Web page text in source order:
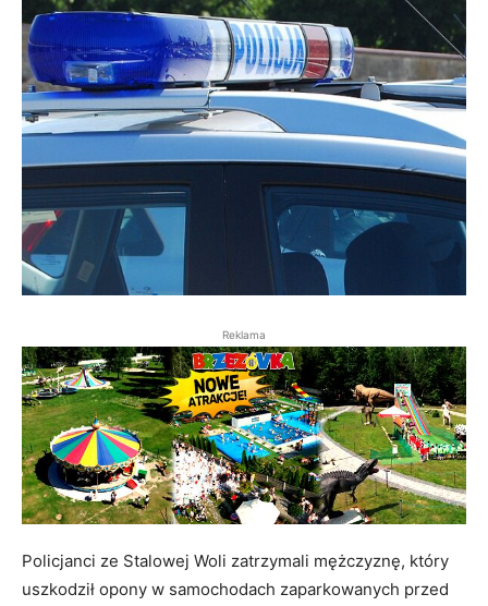
Reklama
Policjanci ze Stalowej Woli zatrzymali mężczyznę, który
uszkodził opony w samochodach zaparkowanych przed